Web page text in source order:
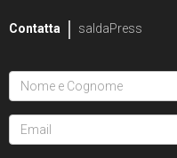
Contatta saldaPress